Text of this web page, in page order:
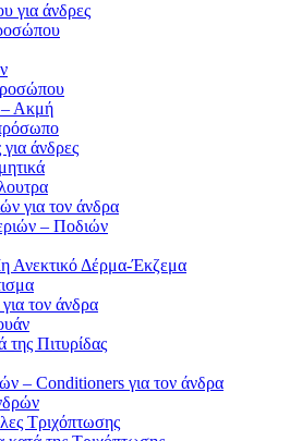
για άνδρες
– Ακμή
άνδρες
για τον άνδρα
– Ποδιών
Ανεκτικό Δέρμα-Έκζεμα
τον άνδρα
Πιτυρίδας
– Conditioners για τον άνδρα
Τριχόπτωσης